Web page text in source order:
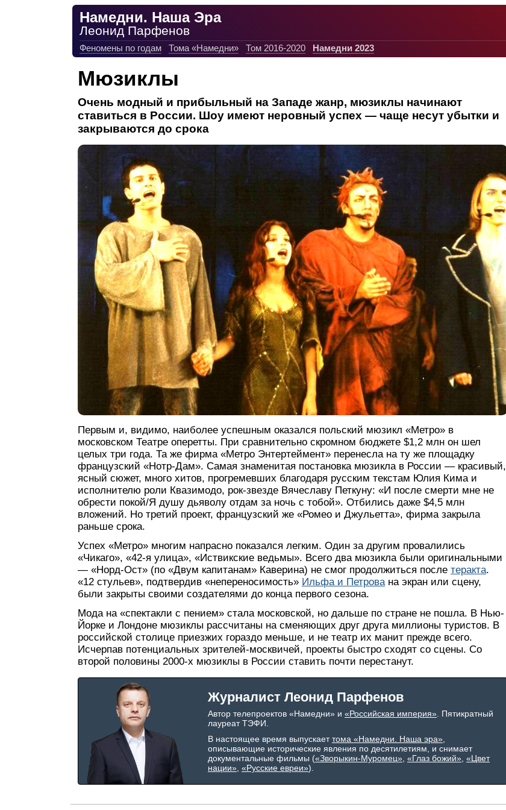
Намедни. Наша Эра
Леонид Парфенов
Феномены по годам Тома «Намедни» Том 2016-2020 Намедни 2023
Мюзиклы
Очень модный и прибыльный на Западе жанр, мюзиклы начинают
ставиться в России. Шоу имеют неровный успех — чаще несут убытки и
закрываются до срока
Первым и, видимо, наиболее успешным оказался польский мюзикл «Метро» в
московском Театре оперетты. При сравнительно скромном бюджете $1,2 млн он шел
целых три года. Та же фирма «Метро Энтертеймент» перенесла на ту же площадку
французский «Нотр-Дам». Самая знаменитая постановка мюзикла в России — красивый,
ясный сюжет, много хитов, прогремевших благодаря русским текстам Юлия Кима и
исполнителю роли Квазимодо, рок-звезде Вячеславу Петкуну: «И после смерти мне не
обрести покой/Я душу дьяволу отдам за ночь с тобой». Отбились даже $4,5 млн
вложений. Но третий проект, французский же «Ромео и Джульетта», фирма закрыла
раньше срока.
Успех «Метро» многим напрасно показался легким. Один за другим провалились
«Чикаго», «42-я улица», «Иствикские ведьмы». Всего два мюзикла были оригинальными
— «Норд-Ост» (по «Двум капитанам» Каверина) не смог продолжиться после теракта.
«12 стульев», подтвердив «непереносимость» Ильфа и Петрова на экран или сцену,
были закрыты своими создателями до конца первого сезона.
Мода на «спектакли с пением» стала московской, но дальше по стране не пошла. В Нью-
Йорке и Лондоне мюзиклы рассчитаны на сменяющих друг друга миллионы туристов. В
российской столице приезжих гораздо меньше, и не театр их манит прежде всего.
Исчерпав потенциальных зрителей-москвичей, проекты быстро сходят со сцены. Со
второй половины 2000-х мюзиклы в России ставить почти перестанут.
Журналист Леонид Парфенов
Автор телепроектов «Намедни» и «Российская империя» . Пятикратный
лауреат ТЭФИ.
В настоящее время выпускает тома «Намедни. Наша эра»
описывающие исторические явления по десятилетиям, и снимает
документальные фильмы («Зворыкин-Муромец» «Глаз божий» «Цвет
нации» «Русские евреи»).